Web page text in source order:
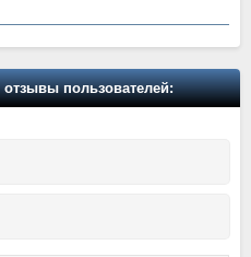
пользователей: